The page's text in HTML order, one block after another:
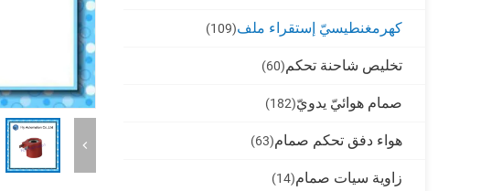
كهرمغنطيسيّ إستقراء ملف(109)
تخليص شاحنة تحكم(60)
صمام هوائيّ يدويّ(182)
هواء دفق تحكم صمام(63)
زاوية سيات صمام(14)